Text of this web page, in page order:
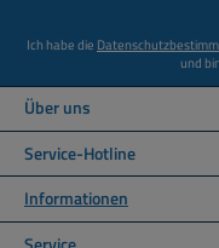
Ich habe die
und
Über uns
Service-Hotline
Informationen